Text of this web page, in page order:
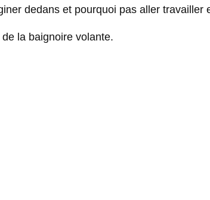
dedans et pourquoi pas aller travailler
la baignoire volante.